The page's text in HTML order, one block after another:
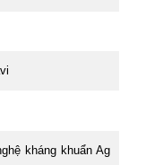
kháng khuẩn Ag